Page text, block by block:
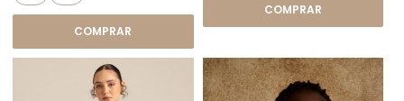
COMPRAR
COMPRAR